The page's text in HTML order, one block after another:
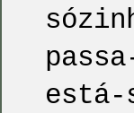
está-